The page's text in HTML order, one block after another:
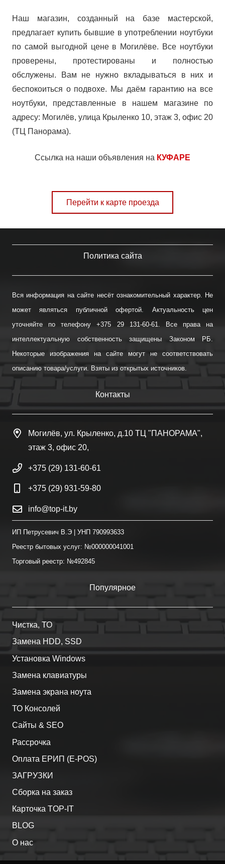
Наш магазин, созданный на базе мастерской,
предлагает купить бывшие в употреблении ноутбуки
по самой выгодной цене в Могилёве. Все ноутбуки
проверены, протестированы и полностью
обслужены. Вам не нужно вкладываться в них и
беспокоиться о подвохе. Мы даём гарантию на все
ноутбуки, представленные в нашем магазине по
адресу: Могилёв, улица Крыленко 10, этаж 3, офис 20
(ТЦ Панорама).
Ссылка на наши объявления на КУФАРЕ
Перейти к карте проезда
Политика сайта
Вся информация на сайте несёт ознакомительный характер. Не
может являться публичной офертой. Актуальность цен
уточняйте по телефону +375 29 131-60-61. Все права на
интеллектуальную собственность защищены Законом РБ.
Некоторые изображения на сайте могут не соответствовать
описанию товара/услуги. Взяты из открытых источников.
Контакты
Могилёв, ул. Крыленко, д.10 ТЦ "ПАНОРАМА",
этаж 3, офис 20,
+375 (29) 131-60-61
+375 (29) 931-59-80
info@top-it.by
ИП Петрусевич В.Э | УНП 790993633
Реестр бытовых услуг: №000000041001
Торговый реестр: №492845
Популярное
Чистка, ТО
Замена HDD, SSD
Установка Windows
Замена клавиатуры
Замена экрана ноута
ТО Консолей
Сайты & SEO
Рассрочка
Оплата ЕРИП (E-POS)
ЗАГРУЗКИ
Сборка на заказ
Карточка TOP-IT
BLOG
О нас